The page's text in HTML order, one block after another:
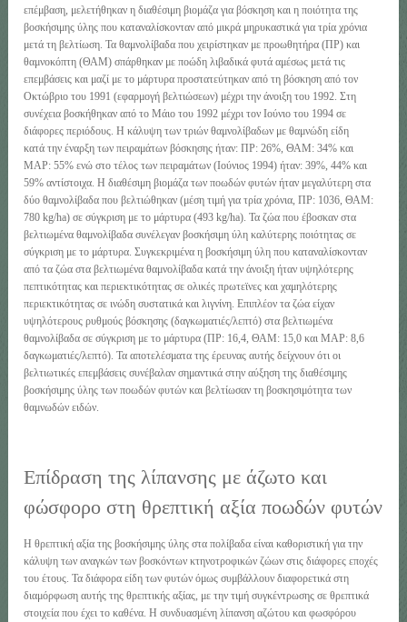
επέμβαση, μελετήθηκαν η διαθέσιμη βιομάζα για βόσκηση και η ποιότητα της
βοσκήσιμης ύλης που καταναλίσκονταν από μικρά μηρυκαστικά για τρία χρόνια
μετά τη βελτίωση. Τα θαμνολίβαδα που χειρίστηκαν με προωθητήρα (ΠΡ) και
θαμνοκόπτη (ΘΑΜ) σπάρθηκαν με ποώδη λιβαδικά φυτά αμέσως μετά τις
επεμβάσεις και μαζί με το μάρτυρα προστατεύτηκαν από τη βόσκηση από τον
Οκτώβριο του 1991 (εφαρμογή βελτιώσεων) μέχρι την άνοιξη του 1992. Στη
συνέχεια βοσκήθηκαν από το Μάιο του 1992 μέχρι τον Ιούνιο του 1994 σε
διάφορες περιόδους. Η κάλυψη των τριών θαμνολίβαδων με θαμνώδη είδη
κατά την έναρξη των πειραμάτων βόσκησης ήταν: ΠΡ: 26%, ΘΑΜ: 34% και
ΜΑΡ: 55% ενώ στο τέλος των πειραμάτων (Ιούνιος 1994) ήταν: 39%, 44% και
59% αντίστοιχα. Η διαθέσιμη βιομάζα των ποωδών φυτών ήταν μεγαλύτερη στα
δύο θαμνολίβαδα που βελτιώθηκαν (μέση τιμή για τρία χρόνια, ΠΡ: 1036, ΘΑΜ:
780 kg/ha) σε σύγκριση με το μάρτυρα (493 kg/ha). Τα ζώα που έβοσκαν στα
βελτιωμένα θαμνολίβαδα συνέλεγαν βοσκήσιμη ύλη καλύτερης ποιότητας σε
σύγκριση με το μάρτυρα. Συγκεκριμένα η βοσκήσιμη ύλη που καταναλίσκονταν
από τα ζώα στα βελτιωμένα θαμνολίβαδα κατά την άνοιξη ήταν υψηλότερης
πεπτικότητας και περιεκτικότητας σε ολικές πρωτεϊνες και χαμηλότερης
περιεκτικότητας σε ινώδη συστατικά και λιγνίνη. Επιπλέον τα ζώα είχαν
υψηλότερους ρυθμούς βόσκησης (δαγκωματιές/λεπτό) στα βελτιωμένα
θαμνολίβαδα σε σύγκριση με το μάρτυρα (ΠΡ: 16,4, ΘΑΜ: 15,0 και ΜΑΡ: 8,6
δαγκωματιές/λεπτό). Τα αποτελέσματα της έρευνας αυτής δείχνουν ότι οι
βελτιωτικές επεμβάσεις συνέβαλαν σημαντικά στην αύξηση της διαθέσιμης
βοσκήσιμης ύλης των ποωδών φυτών και βελτίωσαν τη βοσκησιμότητα των
θαμνωδών ειδών.
Επίδραση της λίπανσης με άζωτο και
φώσφορο στη θρεπτική αξία ποωδών φυτών
Η θρεπτική αξία της βοσκήσιμης ύλης στα πολίβαδα είναι καθοριστική για την
κάλυψη των αναγκών των βοσκόντων κτηνοτροφικών ζώων στις διάφορες εποχές
του έτους. Τα διάφορα είδη των φυτών όμως συμβάλλουν διαφορετικά στη
διαμόρφωση αυτής της θρεπτικής αξίας, με την τιμή συγκέντρωσης σε θρεπτικά
στοιχεία που έχει το καθένα. Η συνδυασμένη λίπανση αζώτου και φωσφόρου